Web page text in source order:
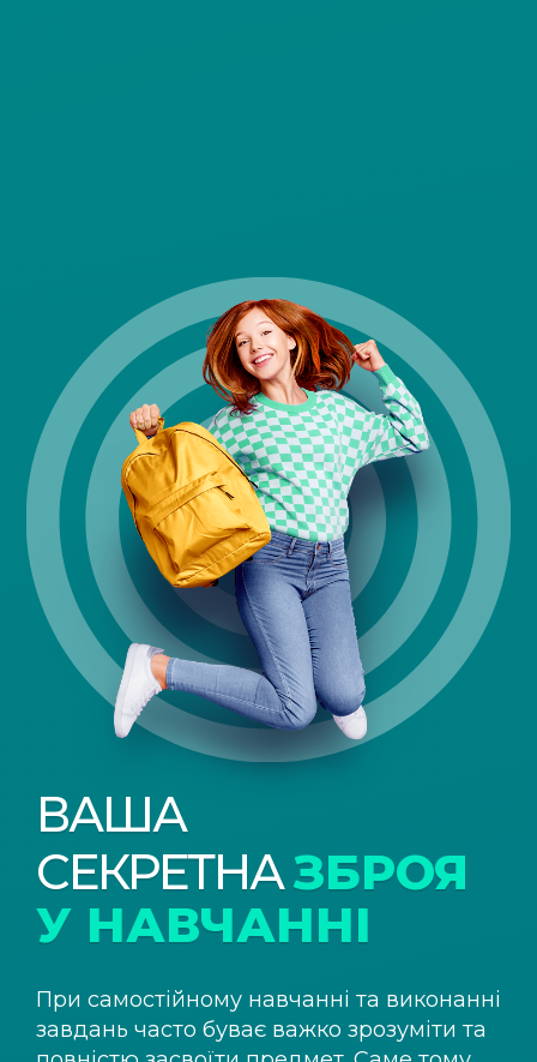
ВАША
СЕКРЕТНАЗБРОЯ
У НАВЧАННІ
При самостійному навчанні та виконанні
завдань часто буває важко зрозуміти та